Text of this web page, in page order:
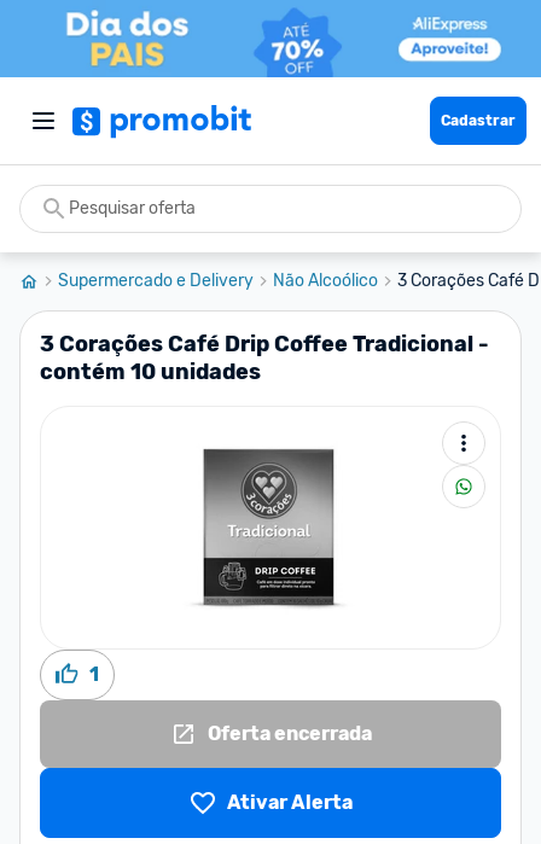
Cadastrar
Supermercado e Delivery Não Alcoólico 3 Corações Café
3 Corações Café Drip Coffee Tradicional -
contém 10 unidades
1
Oferta encerrada
Ativar Alerta